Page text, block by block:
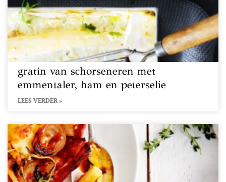
gratin van schorseneren met
emmentaler, ham en peterselie
LEES VERDER »